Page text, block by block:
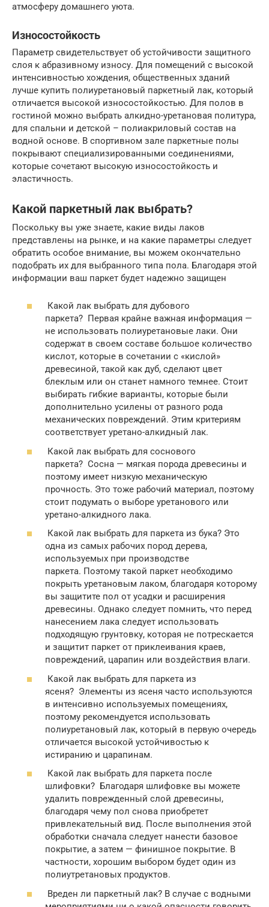
атмосферу домашнего уюта.
Износостойкость
Параметр свидетельствует об устойчивости защитного
слоя к абразивному износу. Для помещений с высокой
интенсивностью хождения, общественных зданий
лучше купить полиуретановый паркетный лак, который
отличается высокой износостойкостью. Для полов в
гостиной можно выбрать алкидно-уретановая политура,
для спальни и детской – полиакриловый состав на
водной основе. В спортивном зале паркетные полы
покрывают специализированными соединениями,
которые сочетают высокую износостойкость и
эластичность.
Какой паркетный лак выбрать?
Поскольку вы уже знаете, какие виды лаков
представлены на рынке, и на какие параметры следует
обратить особое внимание, вы можем окончательно
подобрать их для выбранного типа пола. Благодаря этой
информации ваш паркет будет надежно защищен
Какой лак выбрать для дубового
паркета? Первая крайне важная информация —
не использовать полиуретановые лаки. Они
содержат в своем составе большое количество
кислот, которые в сочетании с «кислой»
древесиной, такой как дуб, сделают цвет
блеклым или он станет намного темнее. Стоит
выбирать гибкие варианты, которые были
дополнительно усилены от разного рода
механических повреждений. Этим критериям
соответствует уретано-алкидный лак.
Какой лак выбрать для соснового
паркета? Сосна — мягкая порода древесины и
поэтому имеет низкую механическую
прочность. Это тоже рабочий материал, поэтому
стоит подумать о выборе уретанового или
уретано-алкидного лака.
Какой лак выбрать для паркета из бука? Это
одна из самых рабочих пород дерева,
используемых при производстве
паркета. Поэтому такой паркет необходимо
покрыть уретановым лаком, благодаря которому
вы защитите пол от усадки и расширения
древесины. Однако следует помнить, что перед
нанесением лака следует использовать
подходящую грунтовку, которая не потрескается
и защитит паркет от приклеивания краев,
повреждений, царапин или воздействия влаги.
Какой лак выбрать для паркета из
ясеня? Элементы из ясеня часто используются
в интенсивно используемых помещениях,
поэтому рекомендуется использовать
полиуретановый лак, который в первую очередь
отличается высокой устойчивостью к
истиранию и царапинам.
Какой лак выбрать для паркета после
шлифовки? Благодаря шлифовке вы можете
удалить поврежденный слой древесины,
благодаря чему пол снова приобретет
привлекательный вид. После выполнения этой
обработки сначала следует нанести базовое
покрытие, а затем — финишное покрытие. В
частности, хорошим выбором будет один из
полиутретановых продуктов.
Вреден ли паркетный лак? В случае с водными